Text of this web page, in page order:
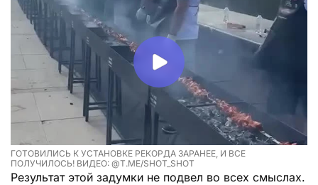
ГОТОВИЛИСЬ К УСТАНОВКЕ РЕКОРДА ЗАРАНЕЕ, И ВСЕ
ПОЛУЧИЛОСЬ! ВИДЕО: @T.ME/SHOT_SHOT
Результат этой задумки не подвел во всех смыслах.